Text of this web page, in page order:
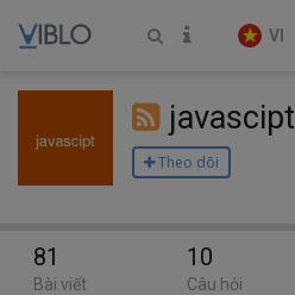
VI
javascipt
Theo dõi
81
Bài viết
10
Câu hỏi